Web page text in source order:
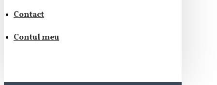
Contact
Contul meu